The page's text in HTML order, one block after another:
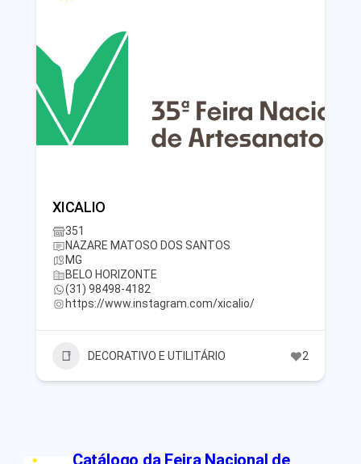
XICALIO
351
NAZARE MATOSO DOS SANTOS
MG
BELO HORIZONTE
(31) 98498-4182
https://www.instagram.com/xicalio/
DECORATIVO E UTILITÁRIO 2
Catálogo da Feira Nacional de